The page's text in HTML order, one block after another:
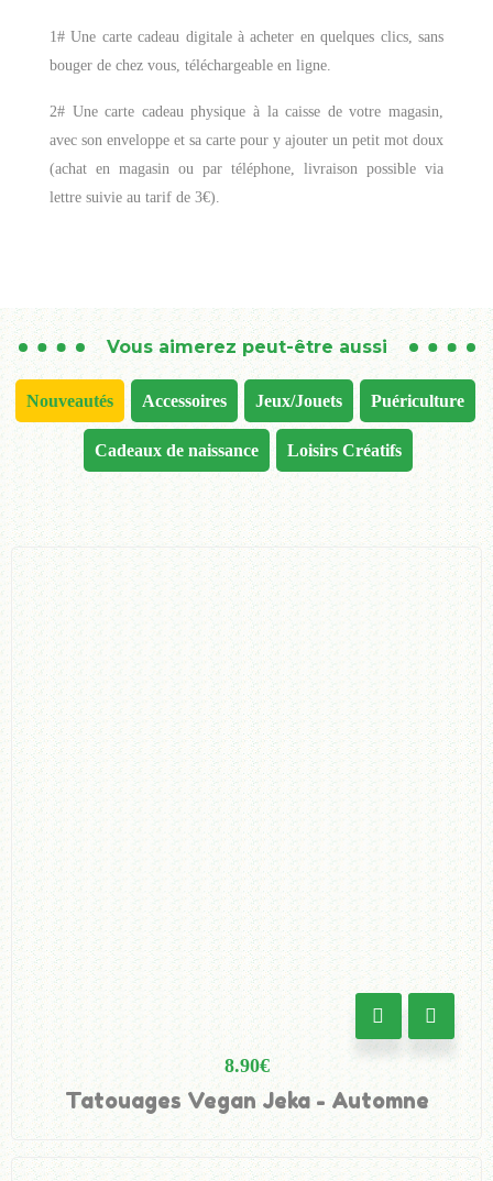
1# Une carte cadeau digitale à acheter en quelques clics, sans
bouger de chez vous, téléchargeable en ligne.
2# Une carte cadeau physique à la caisse de votre magasin,
avec son enveloppe et sa carte pour y ajouter un petit mot doux
(achat en magasin ou par téléphone, livraison possible via
lettre suivie au tarif de 3€).
Vous aimerez peut-être aussi
Nouveautés Accessoires Jeux/Jouets Puériculture
Cadeaux de naissance Loisirs Créatifs
8.90€
Tatouages Vegan Jeka - Automne